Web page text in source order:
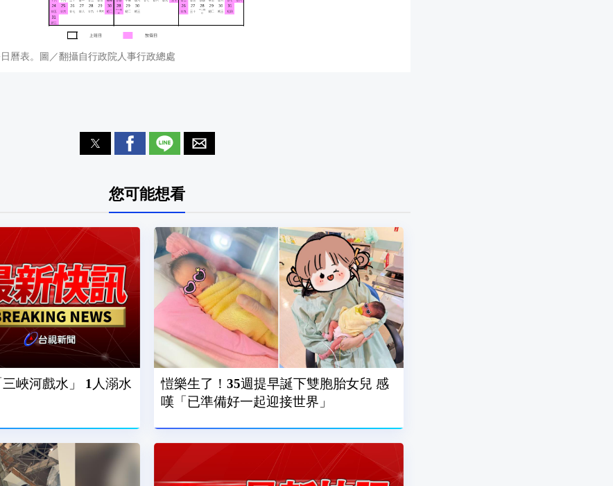
曆表。圖／翻攝自行政院人事行政總處
您可能想看
峽河戲水」 1人溺水
愷樂生了！35週提早誕下雙胞胎女兒 感
嘆「已準備好一起迎接世界」